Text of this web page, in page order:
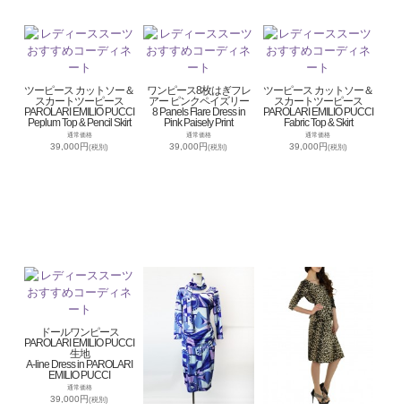
ツーピース カットソー＆
スカートツーピース
PAROLARI EMILIO PUCCI
Peplum Top & Pencil Skirt
通常価格
39,000円(税別)
ワンピース8枚はぎフレ
アー ピンクペイズリー
8 Panels Flare Dress in
Pink Paisely Print
通常価格
39,000円(税別)
ツーピース カットソー＆
スカートツーピース
PAROLARI EMILIO PUCCI
Fabric Top & Skirt
通常価格
39,000円(税別)
ドールワンピース
PAROLARI EMILIO PUCCI
生地
A-line Dress in PAROLARI
EMILIO PUCCI
通常価格
39,000円(税別)